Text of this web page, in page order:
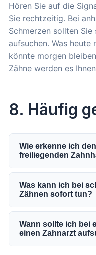
Hören Sie auf die
Sie rechtzeitig. Bei
Schmerzen sollten
aufsuchen. Was heute
könnte morgen
Zähne werden es
8. Häufig
Wie erkenne ich
freiliegenden
Freiliegende
Zahnfleisch
Dentin freilegt. Das
Empfindungen oder
Kontakt mit heißen,
Substanzen. Dieses
durch die Reizung
Was kann ich bei
Zähnen sofort tun?
unangenehm sein,
Maßnahmen, die
zu lindern.
Wann sollte ich bei
einen Zahnarzt